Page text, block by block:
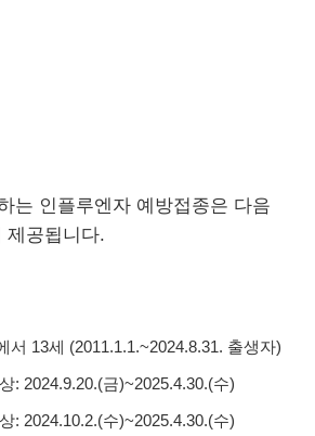
는 인플루엔자 예방접종은 다음
제공됩니다.
서 13세 (2011.1.1.~2024.8.31. 출생자)
: 2024.9.20.(금)~2025.4.30.(수)
: 2024.10.2.(수)~2025.4.30.(수)